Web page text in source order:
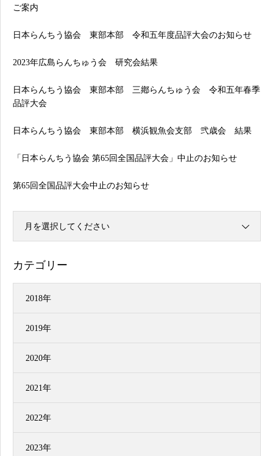
ご案内
日本らんちう協会 東部本部 令和五年度品評大会のお知らせ
2023年広島らんちゅう会 研究会結果
日本らんちう協会 東部本部 三鄕らんちゅう会 令和五年春季
品評大会
日本らんちう協会 東部本部 横浜観魚会支部 弐歳会 結果
「日本らんちう協会 第65回全国品評大会」中止のお知らせ
第65回全国品評大会中止のお知らせ
月を選択してください
カテゴリー
2018年
2019年
2020年
2021年
2022年
2023年